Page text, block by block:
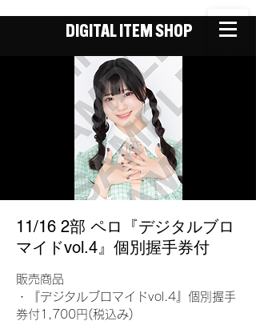
DIGITAL ITEM SHOP
11/16 2部 ペロ『デジタルブロ
マイドvol.4』個別握手券付
販売商品
・『デジタルブロマイドvol.4』個別握手
券付1,700円(税込み)